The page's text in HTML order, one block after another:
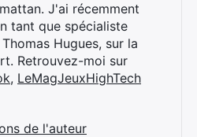
J'ai récemment
tant que spécialiste
Hugues, sur la
Retrouvez-moi sur
, LeMagJeuxHighTech
de l'auteur